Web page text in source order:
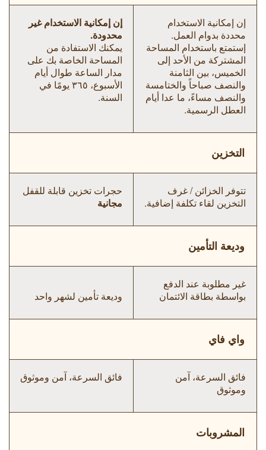
إن إمكانية الاستخدام
محددة بدوام العمل.
إستمتع باستخدام المساحة
المشتركة من الأحد إلى
الخميس، بين الثامنة
والنصف صباحاً والختامسة
والنصف مساءً، ما عدا أيام
العطل الرسمية.
إن إمكانية الاستخدام غير
محدودة.
يمكنك الاستفادة من
المساحة الخاصة بك على
مدار الساعة طوال أيام
الأسبوع، ٣٦٥ يومًا في
السنة.
التخزين
تتوفر الخزائن / غرف
التخزين لقاء تكلفة إضافية.
حجرات تخزين قابلة للقفل
مجانية
وديعة التأمين
غير مطلوبة عند الدفع
بواسطة بطاقة الائتمان
وديعة تأمين لشهر واحد
واي فاي
فائق السرعة، آمن
وموثوق
فائق السرعة، آمن وموثوق
المشروبات